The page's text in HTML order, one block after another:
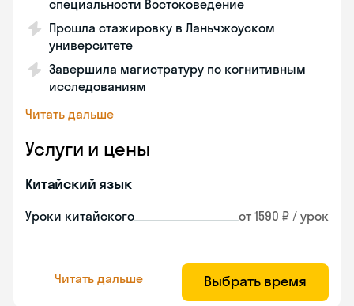
специальности Востоковедение
Прошла стажировку в Ланьчжоуском
университете
Завершила магистратуру по когнитивным
исследованиям
Читать дальше
Услуги и цены
Китайский язык
Уроки китайского от 1590 ₽ / урок
Читать дальше Выбрать время